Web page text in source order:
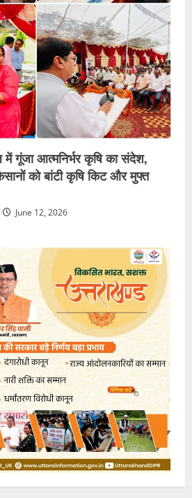
में गूंजा आत्मनिर्भर कृषि का संदेश,
को बांटी कृषि किट और मुफ्त
June 12, 2026